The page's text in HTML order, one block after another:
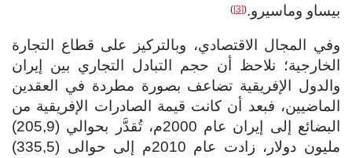
بيساو وماسيرو.(
[3]
)
وفي المجال الاقتصادي، وبالتركيز على قطاع التجارة
الخارجية؛ نلاحظ أن حجم التبادل التجاري بين إيران
والدول الإفريقية تضاعف بصورة مطردة في العقدين
الماضيين، فبعد أن كانت قيمة الصادرات الإفريقية من
البضائع إلى إيران عام 2000م، تُقدَّر بحوالي (205,9)
مليون دولار، زادت عام 2010م إلى حوالى (335,5)